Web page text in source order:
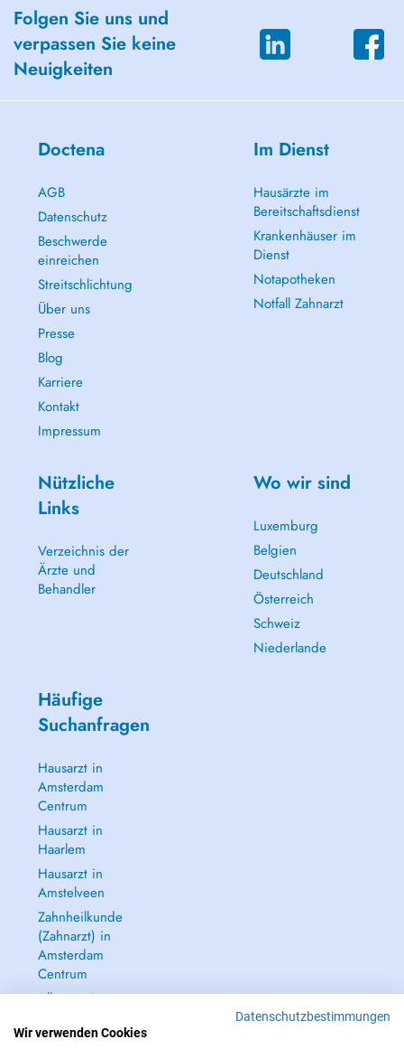
Folgen Sie uns und
verpassen Sie keine
Neuigkeiten
Doctena
AGB
Datenschutz
Beschwerde
einreichen
Streitschlichtung
Über uns
Presse
Blog
Karriere
Kontakt
Impressum
Im Dienst
Hausärzte im
Bereitschaftsdienst
Krankenhäuser im
Dienst
Notapotheken
Notfall Zahnarzt
Nützliche
Links
Verzeichnis der
Ärzte und
Behandler
Wo wir sind
Luxemburg
Belgien
Deutschland
Österreich
Schweiz
Niederlande
Häufige
Suchanfragen
Hausarzt in
Amsterdam
Centrum
Hausarzt in
Haarlem
Hausarzt in
Amstelveen
Zahnheilkunde
(Zahnarzt) in
Amsterdam
Centrum
Alle anzeigen →
Datenschutzbestimmungen
Wir verwenden Cookies